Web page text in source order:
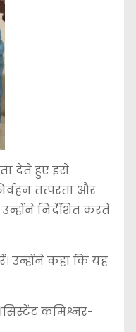
देते हुए इसे
तत्परता और
निर्देशित करते
उन्होंने कहा कि यह
कमिश्नर-